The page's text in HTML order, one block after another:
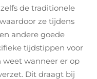
de traditionele
ze tijdens
andere goede
tijdstippen voor
weet wanneer er op
Dit draagt bij